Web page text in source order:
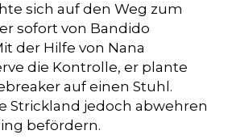
sich auf den Weg zum
sofort von Bandido
der Hilfe von Nana
die Kontrolle, er plante
auf einen Stuhl.
Strickland jedoch abwehren
befördern.